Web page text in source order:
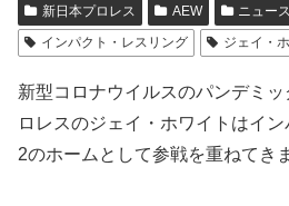
新日本プロレス AEW
ニュース
インパクト・レスリング
ジェイ・
新型コロナウイルスのパンデミ
ロレスのジェイ・ホワイトはイ
2のホームとして参戦を重ねてき